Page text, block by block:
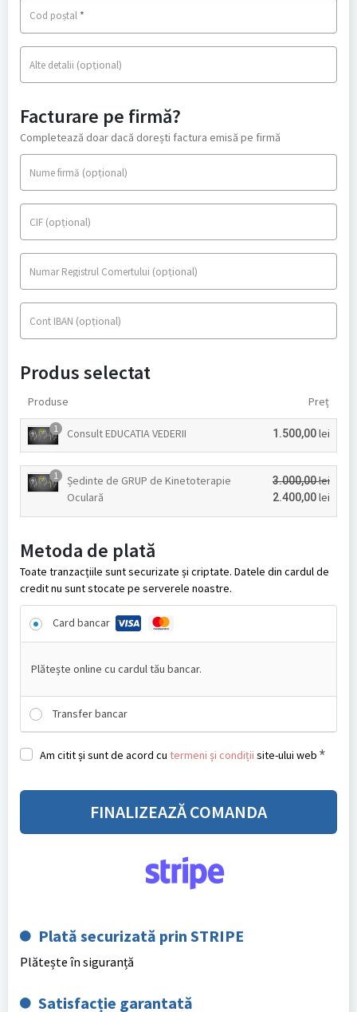
Cod poștal *
Alte detalii (opțional)
Facturare pe firmă?
Completează doar dacă dorești factura emisă pe firmă
Nume firmă (opțional)
CIF (opțional)
Numar Registrul Comertului (opțional)
Cont IBAN (opțional)
Produs selectat
Produse Preț
1 Consult EDUCATIA VEDERII 1.500,00lei
1
Ședinte de GRUP de Kinetoterapie
Oculară
3.000,00lei
2.400,00lei
Metoda de plată
Toate tranzacțiile sunt securizate și criptate. Datele din cardul de
credit nu sunt stocate pe serverele noastre.
Card bancar
Plătește online cu cardul tău bancar.
Transfer bancar
Am citit și sunt de acord cu termeni și condiții site-ului web *
FINALIZEAZĂ COMANDA
Plată securizată prin STRIPE
Plătește în siguranță
Satisfacție garantată